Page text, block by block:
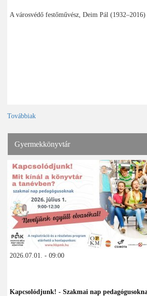
A városvédő festőművész, Deim Pál (1932–2016)
Továbbiak
Gyermekkönyvtár
2026.07.01. - 09:00
Kapcsolódjunk! - Szakmai nap